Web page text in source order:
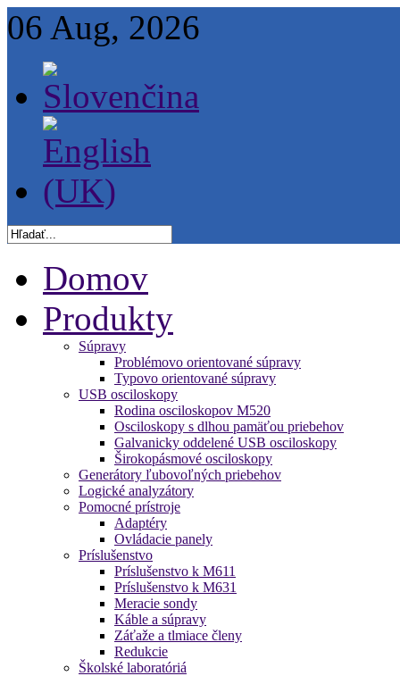
06 Aug, 2026
Domov
Produkty
Súpravy
Problémovo orientované súpravy
Typovo orientované súpravy
USB osciloskopy
Rodina osciloskopov M520
Osciloskopy s dlhou pamäťou priebehov
Galvanicky oddelené USB osciloskopy
Širokopásmové osciloskopy
Generátory ľubovoľných priebehov
Logické analyzátory
Pomocné prístroje
Adaptéry
Ovládacie panely
Príslušenstvo
Príslušenstvo k M611
Príslušenstvo k M631
Meracie sondy
Káble a súpravy
Záťaže a tlmiace členy
Redukcie
Školské laboratóriá